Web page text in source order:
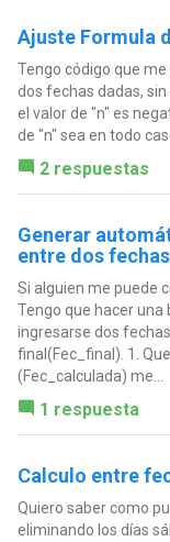
Ajuste Formula
Tengo código que
dos fechas dadas,
el valor de "n" es
de "n" sea en todo
2 respuestas
Generar
entre dos
Si alguien me puede
Tengo que hacer una
ingresarse dos
final(Fec_final). 1.
(Fec_calculada) me...
1 respuesta
Calculo entre
Quiero saber como
eliminando los días